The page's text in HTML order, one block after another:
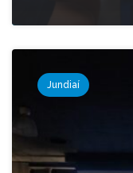
Jundiaí